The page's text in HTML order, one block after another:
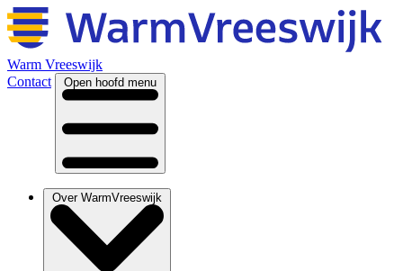
Warm Vreeswijk
Contact
Open hoofd menu
Over WarmVreeswijk